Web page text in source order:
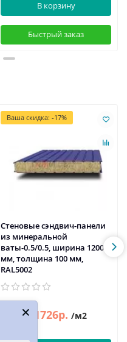
В корзину
Быстрый заказ
Ваша скидка: -17%
Стеновые сэндвич-панели
из минеральной
ваты-0.5/0.5, ширина 1200
мм, толщина 100 мм,
RAL5002
2079р. 1726р. /м2